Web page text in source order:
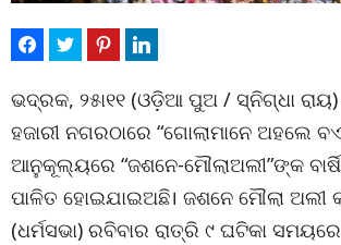
ଭଦ୍ରକ, ୨୫ା୧୧ (ଓଡ଼ିଆ ପୁଅ / ସ୍ନିଗ୍ଧା
ହଜାରୀ ନଗରଠାରେ “ଗୋଲାମାନେ ଅହଲେ
ଆନୁକୂଲ୍ୟରେ “ଜଶନେ-ମୌଲାଅଲୀ”ଙ୍କ
ପାଳିତ ହୋଇଯାଇଅଛି। ଜଶନେ ମୌଲା ଅଲୀ
(ଧର୍ମସଭା) ରବିବାର ରାତ୍ରି ୯ ଘଟିକା